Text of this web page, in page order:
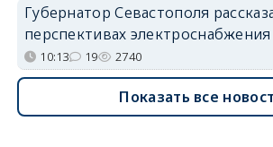
Губернатор Севастополя
перспективах
10:13 19 2740
Показать все